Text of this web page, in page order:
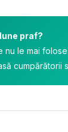
praf?
le mai
cumpărătorii